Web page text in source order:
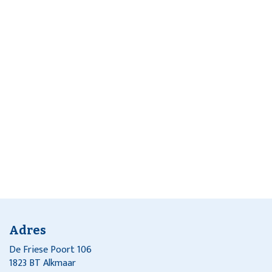
Adres
De Friese Poort 106
1823 BT Alkmaar